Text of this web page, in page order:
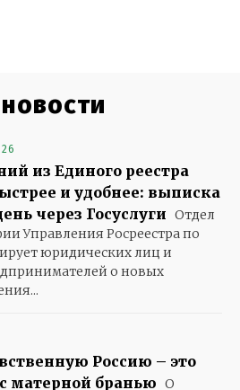
из Единого реестра
и удобнее: выписка
через Госуслуги Отдел
Управления Росреестра по
юридических лиц и
о новых
Россию – это
матерной бранью О